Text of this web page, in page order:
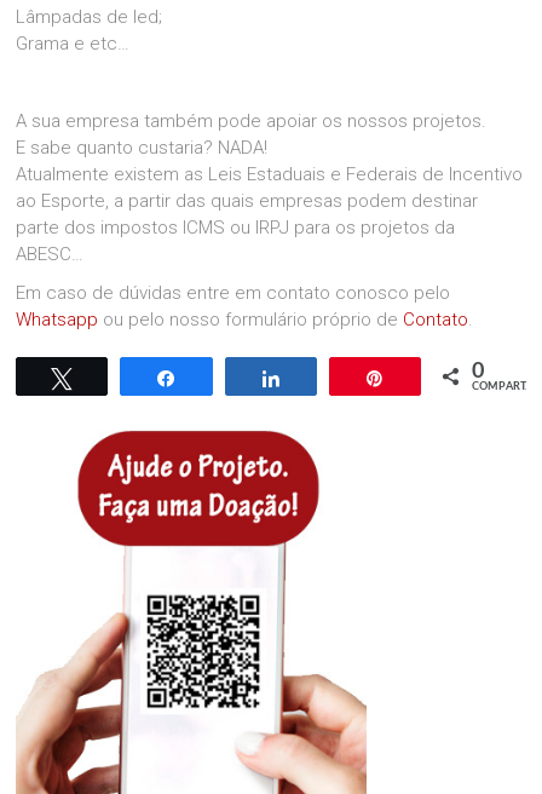
Lâmpadas de led;
Grama e etc…
A sua empresa também pode apoiar os nossos projetos.
E sabe quanto custaria? NADA!
Atualmente existem as Leis Estaduais e Federais de Incentivo
ao Esporte, a partir das quais empresas podem destinar
parte dos impostos ICMS ou IRPJ para os projetos da
ABESC…
Em caso de dúvidas entre em contato conosco pelo
Whatsapp ou pelo nosso formulário próprio de Contato.
Compartilhar Compartilhar 0
COMPART.